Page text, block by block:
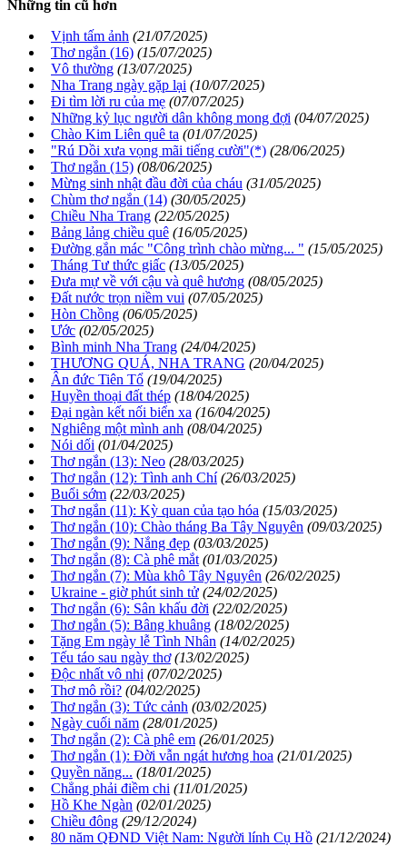
Những tin cũ hơn
Vịnh tấm ảnh (21/07/2025)
Thơ ngắn (16) (15/07/2025)
Vô thường (13/07/2025)
Nha Trang ngày gặp lại (10/07/2025)
Đi tìm lời ru của mẹ (07/07/2025)
Những kỷ lục người dân không mong đợi (04/07/2025)
Chào Kim Liên quê ta (01/07/2025)
"Rú Dồi xưa vọng mãi tiếng cười"(*) (28/06/2025)
Thơ ngắn (15) (08/06/2025)
Mừng sinh nhật đầu đời của cháu (31/05/2025)
Chùm thơ ngắn (14) (30/05/2025)
Chiều Nha Trang (22/05/2025)
Bảng lảng chiều quê (16/05/2025)
Đường gắn mác "Công trình chào mừng... " (15/05/2025)
Tháng Tư thức giấc (13/05/2025)
Đưa mự về với cậu và quê hương (08/05/2025)
Đất nước trọn niềm vui (07/05/2025)
Hòn Chồng (06/05/2025)
Ước (02/05/2025)
Bình minh Nha Trang (24/04/2025)
THƯƠNG QUÁ, NHA TRANG (20/04/2025)
Ân đức Tiên Tổ (19/04/2025)
Huyền thoại đất thép (18/04/2025)
Đại ngàn kết nối biển xa (16/04/2025)
Nghiêng một mình anh (08/04/2025)
Nói dối (01/04/2025)
Thơ ngắn (13): Neo (28/03/2025)
Thơ ngắn (12): Tình anh Chí (26/03/2025)
Buổi sớm (22/03/2025)
Thơ ngắn (11): Kỳ quan của tạo hóa (15/03/2025)
Thơ ngắn (10): Chào tháng Ba Tây Nguyên (09/03/2025)
Thơ ngắn (9): Nắng đẹp (03/03/2025)
Thơ ngắn (8): Cà phê mắt (01/03/2025)
Thơ ngắn (7): Mùa khô Tây Nguyên (26/02/2025)
Ukraine - giờ phút sinh tử (24/02/2025)
Thơ ngắn (6): Sân khấu đời (22/02/2025)
Thơ ngắn (5): Bâng khuâng (18/02/2025)
Tặng Em ngày lễ Tình Nhân (14/02/2025)
Tếu táo sau ngày thơ (13/02/2025)
Độc nhất vô nhị (07/02/2025)
Thơ mô rồi? (04/02/2025)
Thơ ngắn (3): Tức cảnh (03/02/2025)
Ngày cuối năm (28/01/2025)
Thơ ngắn (2): Cà phê em (26/01/2025)
Thơ ngắn (1): Đời vẫn ngát hương hoa (21/01/2025)
Quyền năng... (18/01/2025)
Chẳng phải điềm chi (11/01/2025)
Hồ Khe Ngàn (02/01/2025)
Chiều đông (29/12/2024)
80 năm QĐND Việt Nam: Người lính Cụ Hồ (21/12/2024)